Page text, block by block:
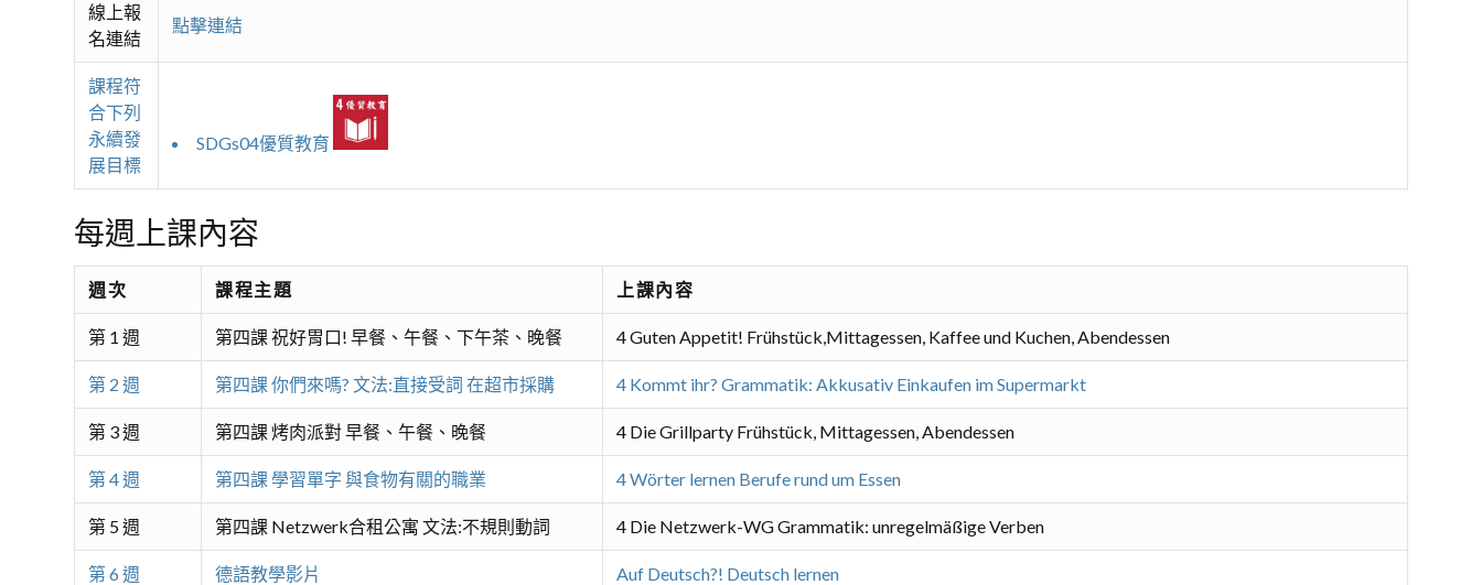
線上報
名連結
點擊連結
課程符
合下列
永續發
展目標
SDGs04優質教育
每週上課內容
週次 課程主題 上課內容
第 1 週 第四課 祝好胃口! 早餐、午餐、下午茶、晚餐 4 Guten Appetit! Frühstück,Mittagessen, Kaffee und Kuchen, Abendessen
第 2 週 第四課 你們來嗎? 文法:直接受詞 在超市採購 4 Kommt ihr? Grammatik: Akkusativ Einkaufen im Supermarkt
第 3 週 第四課 烤肉派對 早餐、午餐、晚餐 4 Die Grillparty Frühstück, Mittagessen, Abendessen
第 4 週 第四課 學習單字 與食物有關的職業 4 Wörter lernen Berufe rund um Essen
第 5 週 第四課 Netzwerk合租公寓 文法:不規則動詞 4 Die Netzwerk-WG Grammatik: unregelmäßige Verben
第 6 週 德語教學影片 Auf Deutsch?! Deutsch lernen